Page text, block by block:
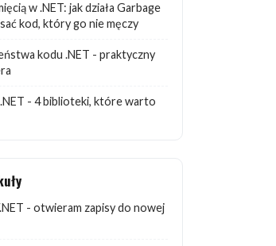
w .NET: jak działa Garbage
kod, który go nie męczy
kodu .NET - praktyczny
- 4 biblioteki, które warto
- otwieram zapisy do nowej